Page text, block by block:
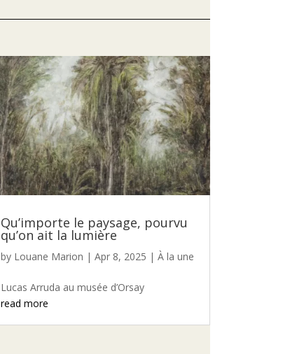
Qu’importe le paysage, pourvu
qu’on ait la lumière
by Louane Marion | Apr 8, 2025 | À la une
Lucas Arruda au musée d’Orsay
read more